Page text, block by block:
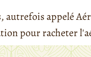
autrefois appelé
pour racheter